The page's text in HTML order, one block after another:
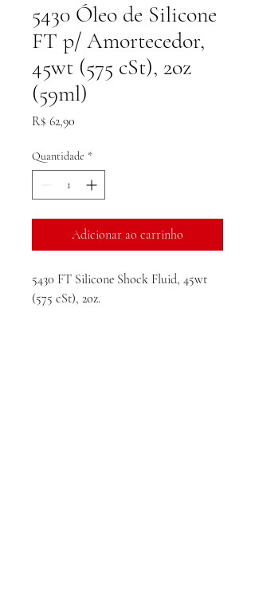
5430 Óleo de Silicone
FT p/ Amortecedor,
45wt (575 cSt), 2oz
(59ml)
R$ 62,90
Quantidade *
Adicionar ao carrinho
5430 FT Silicone Shock Fluid, 45wt
(575 cSt), 2oz.